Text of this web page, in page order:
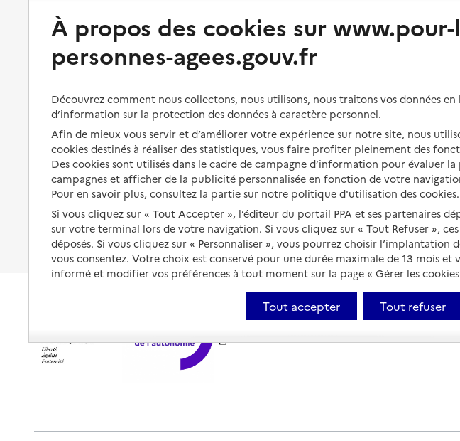
et droits
Aménager son logement et
s'équiper
santé
Organiser à l'avance sa propre
protection
Les mesures de protection
Les obligations de la famille
À qui s’adresser ?
Les politiques du grand âge
Bénéficier de soins à domicile
Aides financières
Partager son logement
Vivre à domicile avec une
maladie ou un handicap
Être hospitalisé
Fin de vie à domicile
Vivre dans une résidence
services pour seniors
Vivre en accueil familial
À propos des cookies sur www.pour-
personnes-agees.gouv.fr
Découvrez comment nous collectons, nous utilisons, nous traitons vos données
d’information sur la protection des données à caractère personnel.
Afin de mieux vous servir et d’améliorer votre expérience sur notre site, nous
cookies destinés à réaliser des statistiques, vous faire profiter pleinement des
Des cookies sont utilisés dans le cadre de campagne d’information pour évaluer
campagnes et afficher de la publicité personnalisée en fonction de votre
Pour en savoir plus, consultez la partie sur notre politique d'utilisation des cookies.
Si vous cliquez sur « Tout Accepter », l’éditeur du portail PPA et ses partenaires
sur votre terminal lors de votre navigation. Si vous cliquez sur « Tout Refuser »,
déposés. Si vous cliquez sur « Personnaliser », vous pourrez choisir l’implantation
vous consentez. Votre choix est conservé pour une durée maximale de 13 mois et
informé et modifier vos préférences à tout moment sur la page « Gérer les cookies
Tout accepter Tout refuser